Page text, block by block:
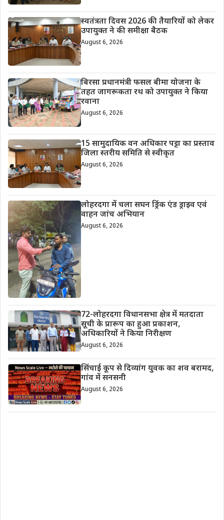
स्वतंत्रता दिवस 2026 की तैयारियों को लेकर
उपायुक्त ने की समीक्षा बैठक
August 6, 2026
बिरसा प्रधानमंत्री फसल बीमा योजना के
तहत जागरूकता रथ को उपायुक्त ने किया
रवाना
August 6, 2026
15 सामुदायिक वन अधिकार पट्टा का प्रस्ताव
जिला स्तरीय समिति से स्वीकृत
August 6, 2026
लोहरदगा में चला सघन ड्रिंक एंड ड्राइव एवं
वाहन जांच अभियान
August 6, 2026
72-लोहरदगा विधानसभा क्षेत्र में मतदाता
सूची के प्रारूप का हुआ प्रकाशन,
अधिकारियों ने किया निरीक्षण
August 6, 2026
सिंचाई कूप से दिव्यांग युवक का शव बरामद,
गांव में सनसनी
August 6, 2026